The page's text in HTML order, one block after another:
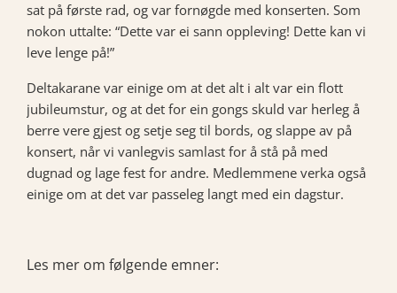
sat på første rad, og var fornøgde med konserten. Som
nokon uttalte: “Dette var ei sann oppleving! Dette kan vi
leve lenge på!”
Deltakarane var einige om at det alt i alt var ein flott
jubileumstur, og at det for ein gongs skuld var herleg å
berre vere gjest og setje seg til bords, og slappe av på
konsert, når vi vanlegvis samlast for å stå på med
dugnad og lage fest for andre. Medlemmene verka også
einige om at det var passeleg langt med ein dagstur.
Les mer om følgende emner: